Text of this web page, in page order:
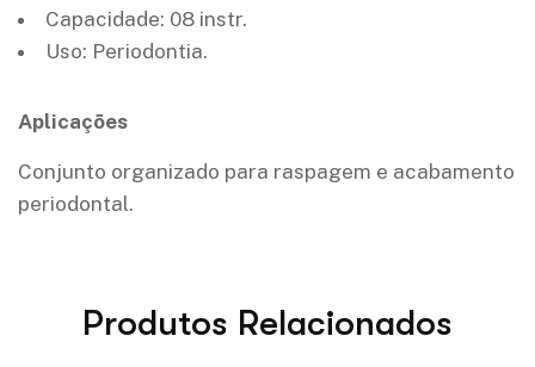
Capacidade: 08 instr.
Uso: Periodontia.
Aplicações
Conjunto organizado para raspagem e acabamento
periodontal.
Produtos Relacionados